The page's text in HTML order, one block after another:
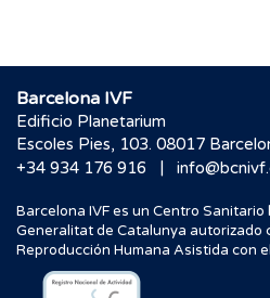
Barcelona IVF
Edificio Planetarium
Escoles Pies, 103. 08017
+34 934 176 916
|
Barcelona IVF es un Centro Sanitario
Generalitat de Catalunya autorizado
Reproducción Humana Asistida con